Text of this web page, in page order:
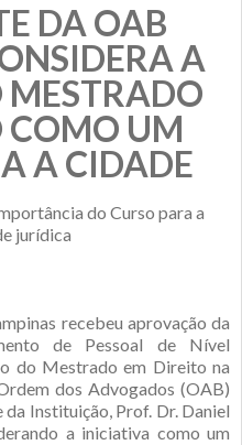
DA OAB
A
COMO UM
A CIDADE
do Curso para a
jurídica
recebeu aprovação da
de Pessoal de Nível
do Mestrado em Direito na
dos Advogados (OAB)
Instituição, Prof. Dr. Daniel
a iniciativa como um